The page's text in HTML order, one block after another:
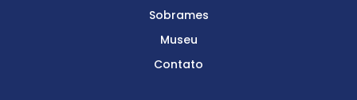
Sobrames
Museu
Contato